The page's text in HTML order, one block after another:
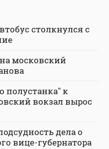
столкнулся с
московский
полустанка" к
вокзал вырос
дела о
вице-губернатора